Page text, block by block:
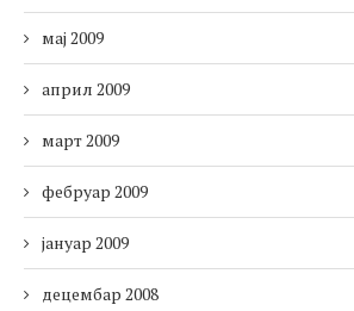
мај 2009
април 2009
март 2009
фебруар 2009
јануар 2009
децембар 2008